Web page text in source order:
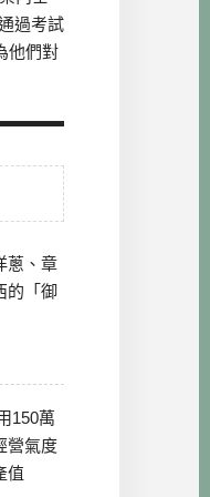
過考試
他們對
蔥、章
的「御
150萬
營氣度
值